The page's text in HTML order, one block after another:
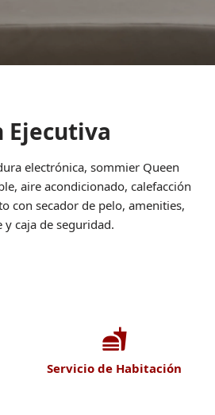
Ejecutiva
electrónica, sommier Queen
aire acondicionado, calefacción
con secador de pelo, amenities,
caja de seguridad.
Servicio de Habitación